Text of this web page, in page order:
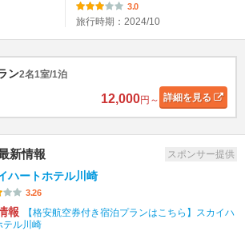
3.0
旅行時期：2024/10
ン2名1室/1泊
12,000円～ 詳細を見る
新情報 スポンサー提供
ハートホテル川崎
3.26
報
【格安航空券付き宿泊プランはこちら】スカイハ
テル川崎